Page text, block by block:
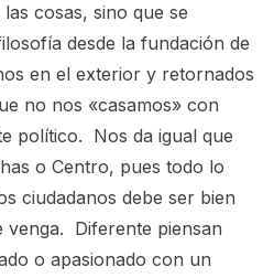
cosas, sino que se
desde la fundación de
en el exterior y retornados
no nos «casamos» con
político. Nos da igual que
o Centro, pues todo lo
ciudadanos debe ser bien
venga. Diferente piensan
o apasionado con un